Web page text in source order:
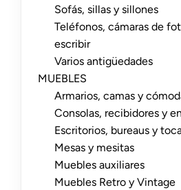
Sofás, sillas y sillones
Teléfonos, cámaras de
escribir
Varios antigüedades
MUEBLES
Armarios, camas y
Consolas, recibidores y
Escritorios, bureaus y
Mesas y mesitas
Muebles auxiliares
Muebles Retro y Vintage